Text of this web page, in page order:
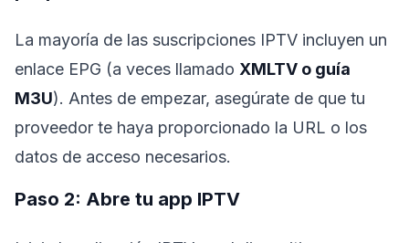
La mayoría de las suscripciones IPTV incluyen un
enlace EPG (a veces llamado XMLTV o guía
M3U). Antes de empezar, asegúrate de que tu
proveedor te haya proporcionado la URL o los
datos de acceso necesarios.
Paso 2: Abre tu app IPTV